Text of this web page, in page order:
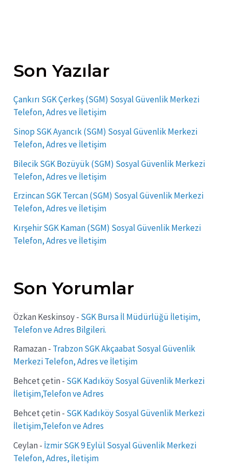
Son Yazılar
Çankırı SGK Çerkeş (SGM) Sosyal Güvenlik Merkezi
Telefon, Adres ve İletişim
Sinop SGK Ayancık (SGM) Sosyal Güvenlik Merkezi
Telefon, Adres ve İletişim
Bilecik SGK Bozüyük (SGM) Sosyal Güvenlik Merkezi
Telefon, Adres ve İletişim
Erzincan SGK Tercan (SGM) Sosyal Güvenlik Merkezi
Telefon, Adres ve İletişim
Kırşehir SGK Kaman (SGM) Sosyal Güvenlik Merkezi
Telefon, Adres ve İletişim
Son Yorumlar
Özkan Keskinsoy- SGK Bursa İl Müdürlüğü İletişim,
Telefon ve Adres Bilgileri.
Ramazan - Trabzon SGK Akçaabat Sosyal Güvenlik
Merkezi Telefon, Adres ve İletişim
Behcet çetin - SGK Kadıköy Sosyal Güvenlik Merkezi
İletişim,Telefon ve Adres
Behcet çetin - SGK Kadıköy Sosyal Güvenlik Merkezi
İletişim,Telefon ve Adres
Ceylan - İzmir SGK 9 Eylül Sosyal Güvenlik Merkezi
Telefon, Adres, İletişim